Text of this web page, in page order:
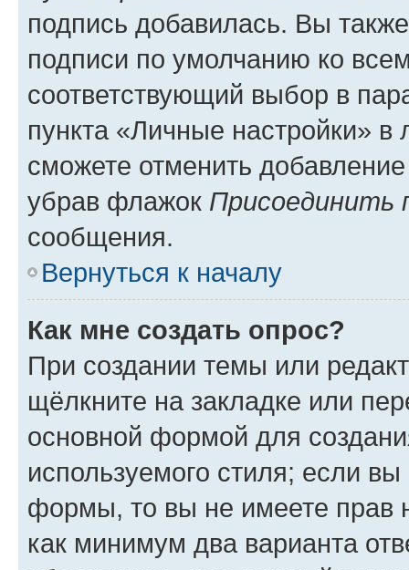
подпись добавилась. Вы
подписи по умолчанию ко
соответствующий выбор в
пункта «Личные настройки»
сможете отменить
убрав флажок Присоединить
сообщения.
Вернуться к началу
Как мне создать опрос?
При создании темы или
щёлкните на закладке или
основной формой для
используемого стиля; если
формы, то вы не имеете прав
как минимум два варианта